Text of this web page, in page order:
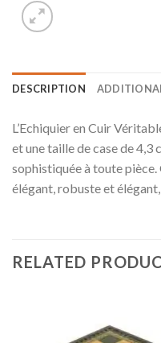
DESCRIPTION
L’Echiquier en Cuir
et une taille de case de
sophistiquée à toute pièce.
élégant, robuste et
RELATED